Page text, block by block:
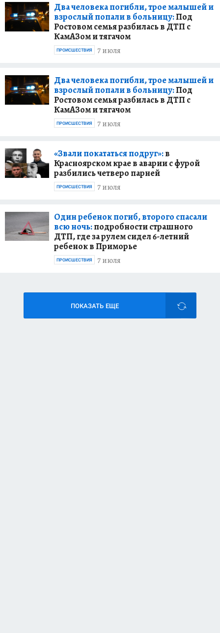
Два человека погибли, трое малышей и
взрослый попали в больницу:Под
Ростовом семья разбилась в ДТП с
КамАЗом и тягачом
7 июля
ПРОИСШЕСТВИЯ
Два человека погибли, трое малышей и
взрослый попали в больницу:Под
Ростовом семья разбилась в ДТП с
КамАЗом и тягачом
7 июля
ПРОИСШЕСТВИЯ
«Звали покататься подруг»:в
Красноярском крае в аварии с фурой
разбились четверо парней
7 июля
ПРОИСШЕСТВИЯ
Один ребенок погиб, второго спасали
всю ночь:подробности страшного
ДТП, где за рулем сидел 6-летний
ребенок в Приморье
7 июля
ПРОИСШЕСТВИЯ
ПОКАЗАТЬ ЕЩЕ